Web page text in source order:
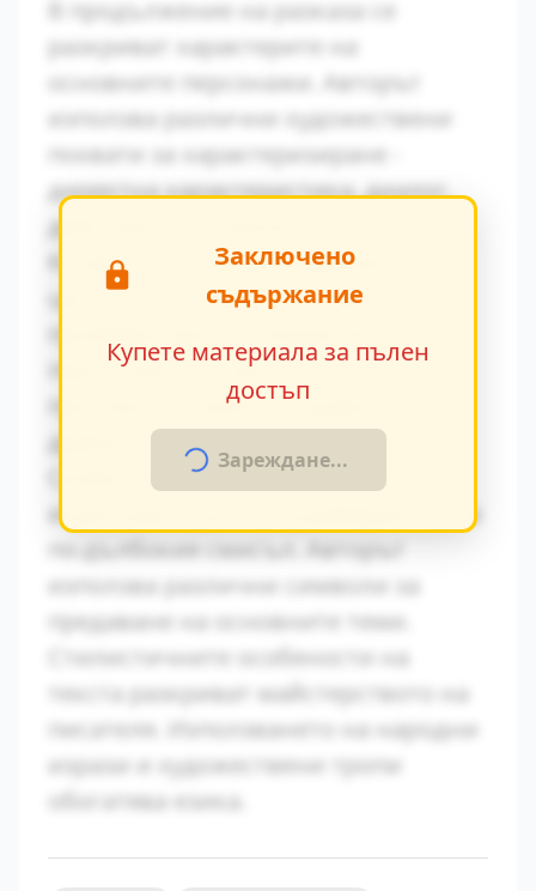
В продължение на разказа се
разкриват характерите на
основните персонажи. Авторът
използва различни художествени
похвати за характеризиране -
директна характеристика, диалог,
действия и вътрешен монолог.
Конфликтът между традиционните
ценности и модерните идеи се
персонажите. Това
противопоставяне създава
драматично напрежение.
Символиката в произведението
играе важна роля за разбирането на
използва различни символи за
предаване на основните теми.
Стилистичните особености на
текста разкриват майстерството на
писателя. Използването на народни
изрази и художествени тропи
обогатява езика.
Заключено
съдържание
Купете материала за пълен
достъп
Зареждане...